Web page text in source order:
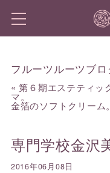
フルーツルーツブ
«第６期エステティッ
マ。
金箔のソフトクリーム。
専門学校金沢
2016年06月08日